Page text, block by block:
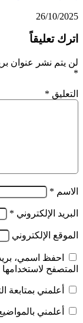
26/10/2025
اترك تعليقاً
لن يتم نشر عنوان
*
التعليق *
الاسم *
البريد الإلكتروني *
الموقع الإلكتروني
احفظ اسمي،
المتصفح
أعلمني بمتابعة
أعلمني